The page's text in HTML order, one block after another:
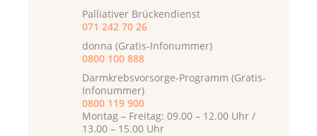
Palliativer Brückendienst
071 242 70 26
donna (Gratis-Infonummer)
0800 100 888
Darmkrebsvorsorge-Programm (Gratis-
Infonummer)
0800 119 900
Montag – Freitag: 09.00 – 12.00 Uhr /
13.00 – 15.00 Uhr